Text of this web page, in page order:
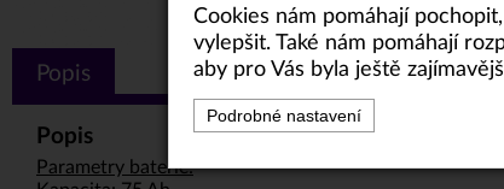
Popis
Popis
Parametry baterie:
Cookies nám pomáhají
vylepšit. Také nám pomáhají
aby pro Vás byla ještě
Podrobné nastavení